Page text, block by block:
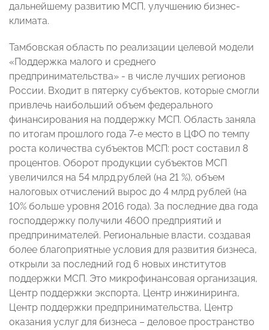
дальнейшему развитию МСП, улучшению бизнес-
климата.
Тамбовская область по реализации целевой модели
«Поддержка малого и среднего
предпринимательства» - в числе лучших регионов
России. Входит в пятерку субъектов, которые смогли
привлечь наибольший объем федерального
финансирования на поддержку МСП. Область заняла
по итогам прошлого года 7-е место в ЦФО по темпу
роста количества субъектов МСП: рост составил 8
процентов. Оборот продукции субъектов МСП
увеличился на 54 млрд.рублей (на 21 %), объем
налоговых отчислений вырос до 4 млрд рублей (на
10% больше уровня 2016 года). За последние два года
господдержку получили 4600 предприятий и
предпринимателей. Региональные власти, создавая
более благоприятные условия для развития бизнеса,
открыли за последний год 6 новых институтов
поддержки МСП. Это микрофинансовая организация,
Центр поддержки экспорта, Центр инжиниринга,
Центр поддержки предпринимательства, Центр
оказания услуг для бизнеса – деловое пространство